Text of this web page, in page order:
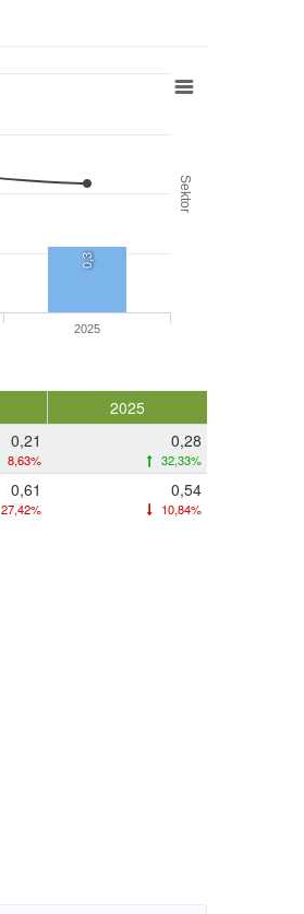
Sektor
0,3
2025
2025
0,21
8,63%
0,28
32,33%
0,61
27,42%
0,54
10,84%